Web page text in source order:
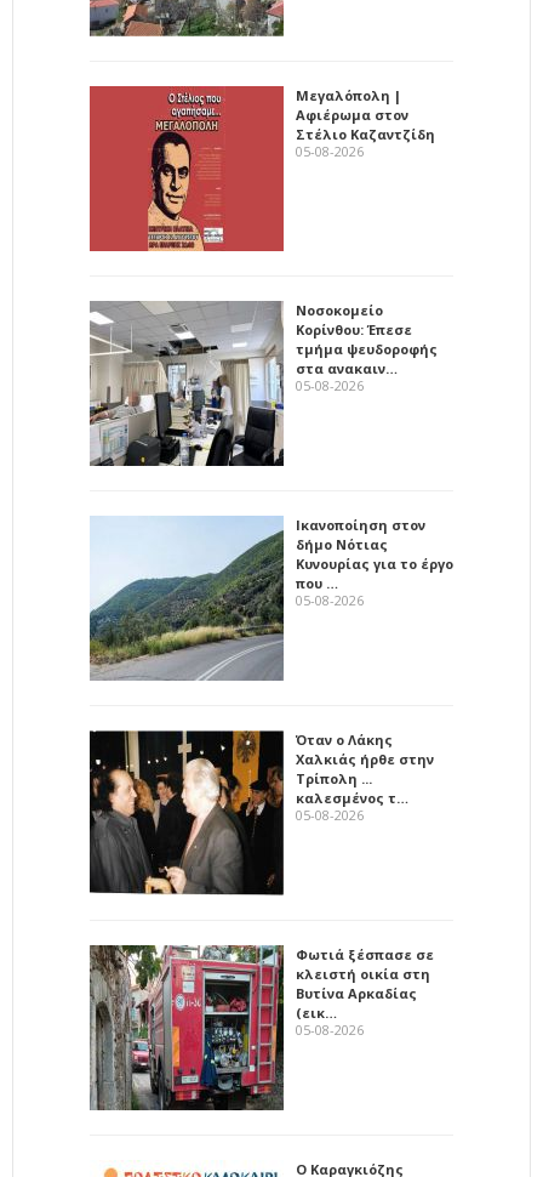
Μεγαλόπολη |
Αφιέρωμα στον
Στέλιο Καζαντζίδη
05-08-2026
Νοσοκομείο
Κορίνθου: Έπεσε
τμήμα ψευδοροφής
στα ανακαιν…
05-08-2026
Ικανοποίηση στον
δήμο Νότιας
Κυνουρίας για το έργο
που …
05-08-2026
Όταν ο Λάκης
Χαλκιάς ήρθε στην
Τρίπολη ...
καλεσμένος τ…
05-08-2026
Φωτιά ξέσπασε σε
κλειστή οικία στη
Βυτίνα Αρκαδίας
(εικ…
05-08-2026
Ο Καραγκιόζης